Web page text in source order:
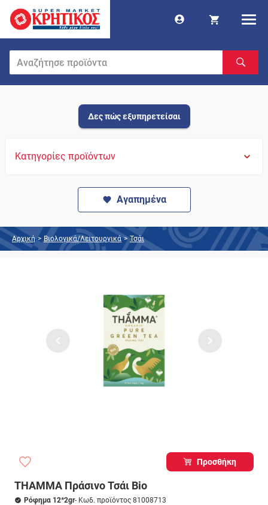
Δες πώς εξυπηρετείσαι
Κατηγορίες προϊόντων
Αγαπημένα
Αρχική > Βιολογικά/Λειτουργικά > Τσάι
Προσθήκη
THAMMA Πράσινο Τσάι Bio
Ρόφημα 12*2gr- Κωδ. προϊόντος 81008713